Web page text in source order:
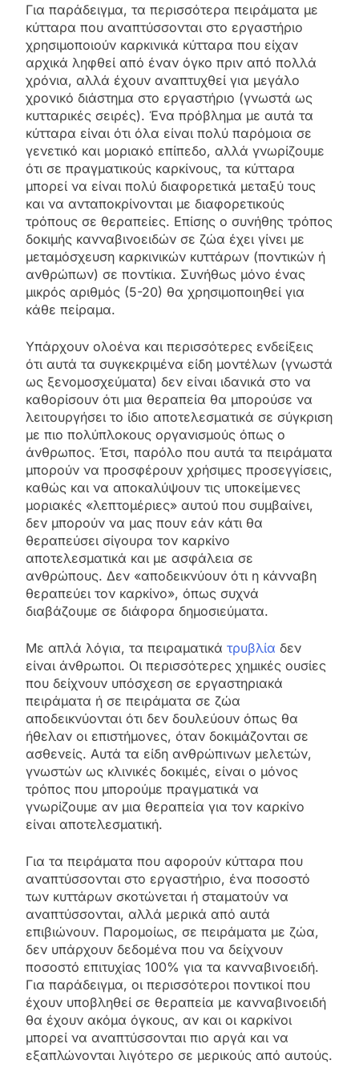
Για παράδειγμα, τα περισσότερα πειράματα με
κύτταρα που αναπτύσσονται στο εργαστήριο
χρησιμοποιούν καρκινικά κύτταρα που είχαν
αρχικά ληφθεί από έναν όγκο πριν από πολλά
χρόνια, αλλά έχουν αναπτυχθεί για μεγάλο
χρονικό διάστημα στο εργαστήριο (γνωστά ως
κυτταρικές σειρές). Ένα πρόβλημα με αυτά τα
κύτταρα είναι ότι όλα είναι πολύ παρόμοια σε
γενετικό και μοριακό επίπεδο, αλλά γνωρίζουμε
ότι σε πραγματικούς καρκίνους, τα κύτταρα
μπορεί να είναι πολύ διαφορετικά μεταξύ τους
και να ανταποκρίνονται με διαφορετικούς
τρόπους σε θεραπείες. Επίσης ο συνήθης τρόπος
δοκιμής κανναβινοειδών σε ζώα έχει γίνει με
μεταμόσχευση καρκινικών κυττάρων (ποντικών ή
ανθρώπων) σε ποντίκια. Συνήθως μόνο ένας
μικρός αριθμός (5-20) θα χρησιμοποιηθεί για
κάθε πείραμα.
Υπάρχουν ολοένα και περισσότερες ενδείξεις
ότι αυτά τα συγκεκριμένα είδη μοντέλων (γνωστά
ως ξενομοσχεύματα) δεν είναι ιδανικά στο να
καθορίσουν ότι μια θεραπεία θα μπορούσε να
λειτουργήσει το ίδιο αποτελεσματικά σε σύγκριση
με πιο πολύπλοκους οργανισμούς όπως ο
άνθρωπος. Έτσι, παρόλο που αυτά τα πειράματα
μπορούν να προσφέρουν χρήσιμες προσεγγίσεις,
καθώς και να αποκαλύψουν τις υποκείμενες
μοριακές «λεπτομέριες» αυτού που συμβαίνει,
δεν μπορούν να μας πουν εάν κάτι θα
θεραπεύσει σίγουρα τον καρκίνο
αποτελεσματικά και με ασφάλεια σε
ανθρώπους. Δεν «αποδεικνύουν ότι η κάνναβη
θεραπεύει τον καρκίνο», όπως συχνά
διαβάζουμε σε διάφορα δημοσιεύματα.
Με απλά λόγια, τα πειραματικά τρυβλία δεν
είναι άνθρωποι. Οι περισσότερες χημικές ουσίες
που δείχνουν υπόσχεση σε εργαστηριακά
πειράματα ή σε πειράματα σε ζώα
αποδεικνύονται ότι δεν δουλεύουν όπως θα
ήθελαν οι επιστήμονες, όταν δοκιμάζονται σε
ασθενείς. Αυτά τα είδη ανθρώπινων μελετών,
γνωστών ως κλινικές δοκιμές, είναι ο μόνος
τρόπος που μπορούμε πραγματικά να
γνωρίζουμε αν μια θεραπεία για τον καρκίνο
είναι αποτελεσματική.
Για τα πειράματα που αφορούν κύτταρα που
αναπτύσσονται στο εργαστήριο, ένα ποσοστό
των κυττάρων σκοτώνεται ή σταματούν να
αναπτύσσονται, αλλά μερικά από αυτά
επιβιώνουν. Παρομοίως, σε πειράματα με ζώα,
δεν υπάρχουν δεδομένα που να δείχνουν
ποσοστό επιτυχίας 100% για τα κανναβινοειδή.
Για παράδειγμα, οι περισσότεροι ποντικοί που
έχουν υποβληθεί σε θεραπεία με κανναβινοειδή
θα έχουν ακόμα όγκους, αν και οι καρκίνοι
μπορεί να αναπτύσσονται πιο αργά και να
εξαπλώνονται λιγότερο σε μερικούς από αυτούς.